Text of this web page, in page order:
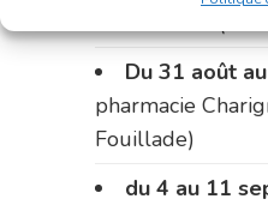
Du 31 août
pharmacie
Fouillade)
du 4 au 11